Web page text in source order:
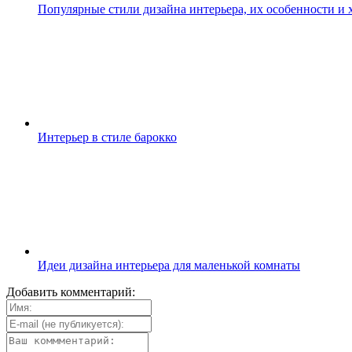
Популярные стили дизайна интерьера, их особенности и
Интерьер в стиле барокко
Идеи дизайна интерьера для маленькой комнаты
Добавить комментарий: